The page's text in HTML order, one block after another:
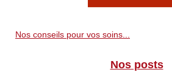
Nos conseils pour vos soins...
Nos posts